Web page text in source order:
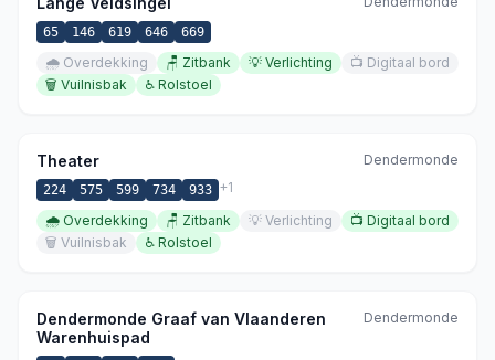
65 146 619 646 669
🌧️ Overdekking 🪑 Zitbank 💡 Verlichting 📺 Digitaal bord
🗑️ Vuilnisbak ♿ Rolstoel
Theater Dendermonde
224 575 599 734 933 +1
🌧️ Overdekking 🪑 Zitbank 💡 Verlichting 📺 Digitaal bord
🗑️ Vuilnisbak ♿ Rolstoel
Dendermonde Graaf van Vlaanderen
Warenhuispad
Dendermonde